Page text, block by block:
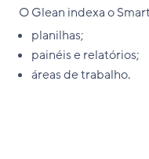
O Glean indexa o
planilhas;
painéis e relatórios;
áreas de trabalho.